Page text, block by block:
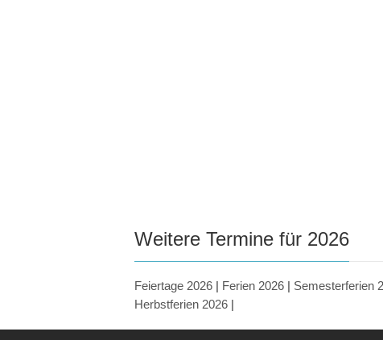
Weitere Termine für 2026
Feiertage 2026 | Ferien 2026 | Semesterferien
Herbstferien 2026 |